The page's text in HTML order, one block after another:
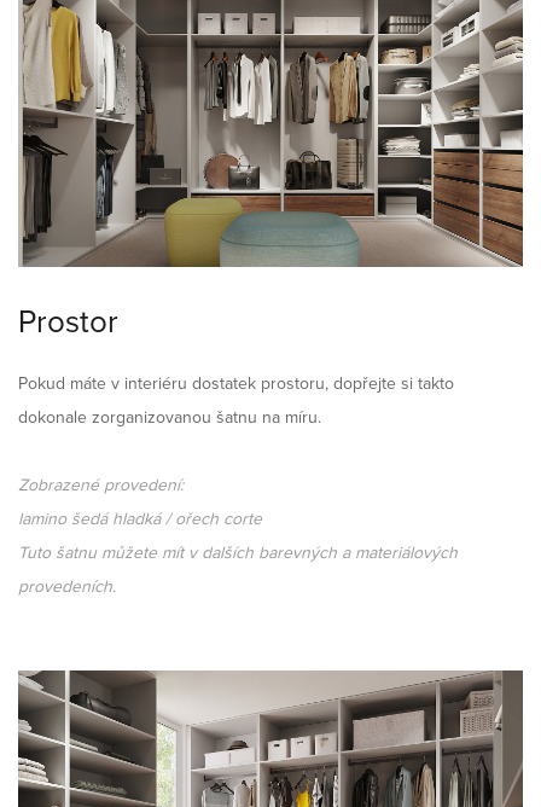
Prostor
Pokud máte v interiéru dostatek prostoru, dopřejte si takto
dokonale zorganizovanou šatnu na míru.
Zobrazené provedení:
lamino šedá hladká / ořech corte
Tuto šatnu můžete mít v dalších barevných a materiálových
provedeních.